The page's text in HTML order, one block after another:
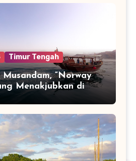
Timur Tengah
Musandam, “Norway
Menakjubkan di
Arab